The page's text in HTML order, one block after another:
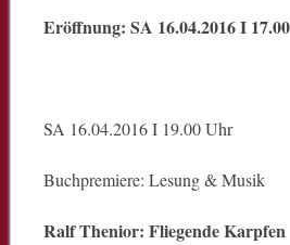
Eröffnung: SA 16.04.2016 I
SA 16.04.2016 I 19.00 Uhr
Buchpremiere: Lesung & Musik
Ralf Thenior: Fliegende Karpfen